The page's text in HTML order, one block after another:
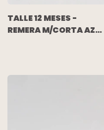
TALLE 12 MESES -
REMERA M/CORTA AZUL